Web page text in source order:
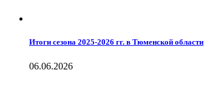
Итоги сезона 2025-2026 гг. в Тюменской области
06.06.2026